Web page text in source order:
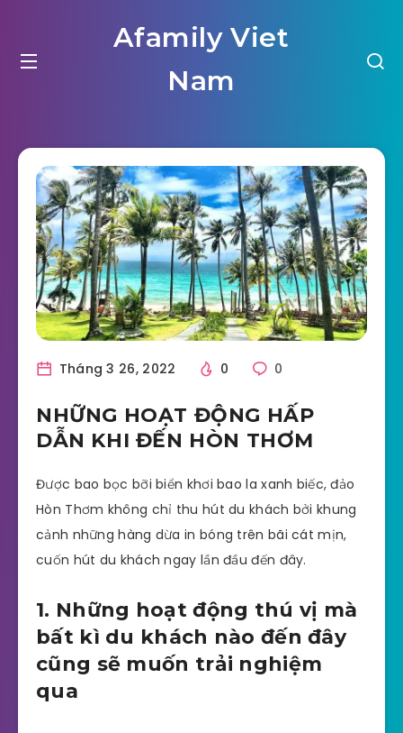
Afamily Viet
Nam
Tháng 3 26, 2022 0 0
NHỮNG HOẠT ĐỘNG HẤP
DẪN KHI ĐẾN HÒN THƠM
Được bao bọc bỡi biển khơi bao la xanh biếc, đảo
Hòn Thơm không chỉ thu hút du khách bởi khung
cảnh những hàng dừa in bóng trên bãi cát mịn,
cuốn hút du khách ngay lần đầu đến đây.
1. Những hoạt động thú vị mà
bất kì du khách nào đến đây
cũng sẽ muốn trải nghiệm
qua